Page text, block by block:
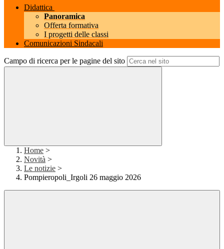
Didattica
Panoramica
Offerta formativa
I progetti delle classi
Comunicazioni Sindacali
Campo di ricerca per le pagine del sito
Home >
Novità >
Le notizie >
Pompieropoli_Irgoli 26 maggio 2026